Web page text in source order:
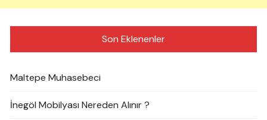
Son Eklenenler
Maltepe Muhasebeci
İnegöl Mobilyası Nereden Alınır ?